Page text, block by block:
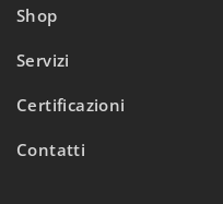
Shop
Servizi
Certificazioni
Contatti